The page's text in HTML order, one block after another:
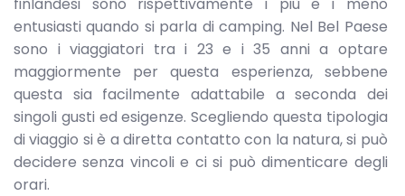
entusiasti quando si parla di camping. Nel Bel Paese
sono i viaggiatori tra i 23 e i 35 anni a optare
maggiormente per questa esperienza, sebbene
questa sia facilmente adattabile a seconda dei
singoli gusti ed esigenze. Scegliendo questa tipologia
di viaggio si è a diretta contatto con la natura, si può
decidere senza vincoli e ci si può dimenticare degli
orari.